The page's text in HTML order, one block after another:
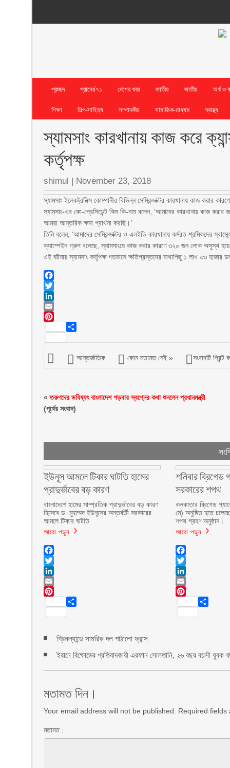
প্রচ্ছদ প্রানের’৭১ দেশের খবর জাতীয় জাতীয়
অর্থ ও
শিক্ষা
শিল্প-সাহিত্য সম্পাদকীয় সামাজিক-মাধ্যম স্বাস্থ্য
স্যামসাং কারখানায় কাজ করে
কর্তৃপক্ষ
shimul | November 23, 2018
স্যামসাং ইলেকট্রনিক্স কোম্পানীর বিভিন্ন সেমিকন্ডাক্টর কারখানায় কাজ করার
স্যামসাং-এর কো-প্রেসিডেন্ট কিম কি-নাম বলেন, ‘আমাদের কারখানায় কাজ
আমরা আন্তরিক ক্ষমা প্রার্থনা করছি।’
তিনি বলেন, ‘আমাদের সেমিকন্ডাক্টর ও এলইডি কারখানায় কর্মরত শ্রমিকদের
ক্যাম্পেইন গ্রুপ বলেছে, স্যামসাংয়ে কাজ করার কারণে ৩২০ জন লোক অসুস্থ
এই ঘটনায় স্যামসাং কর্তৃপক্ষ গতমাসে ক্ষতিগ্রস্তদের মাথাপিছু ১ লাখ ৩৩ হাজার
Facebook
Twitter
LinkedIn
Email
Pinterest
আন্তর্জাতিক কোন মতামত নেই » সংবাদটি প্রিন্ট
«তরুণদের ভবিষ্যৎ বাংলাদেশ গড়বার স্বপ্নের কথা শুনলেন প্রধানমন্ত্রী
(পূর্বের সংবাদ)
ইউনূস আমলে টিকার ঘাটতি হামের
প্রাদুর্ভাবের বড় কারণ
বাংলাদেশে হামের সাম্প্রতিক প্রাদুর্ভাবের বড় কারণ
হিসেবে ড. মুহাম্মদ ইউনূসের অন্তর্বর্তী সরকারের
আমলে টিকার ঘাটতি
আরো পড়ুন
Facebook
Twitter
LinkedIn
Email
Pinterest
শনিবার ব্রিগেড
সরকারের শপথ
কলকাতার ব্রিগেড
মে) অনুষ্ঠিত হতে
শপথ গ্রহণ অনুষ্ঠান।
আরো পড়ুন
Facebook
Twitter
LinkedIn
Email
Pinterest
গ্রিনল্যান্ডে সামরিক দল পাঠালো ফ্রান্স
ইরানে বিক্ষোভের প্রতিবাদকারী এরফান সোলতানি, ২৬ বছর বয়সী যুবক
মতামত দিন।
Your email address will not be published. Required fields
মতামত :